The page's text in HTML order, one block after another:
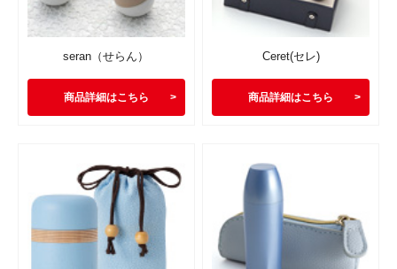
seran（せらん）
商品詳細はこちら
Ceret(セレ)
商品詳細はこちら